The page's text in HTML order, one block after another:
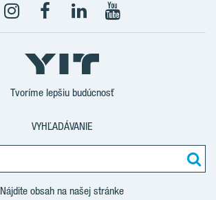
Tvoríme lepšiu budúcnosť
VYHĽADÁVANIE
Nájdite obsah na našej stránke